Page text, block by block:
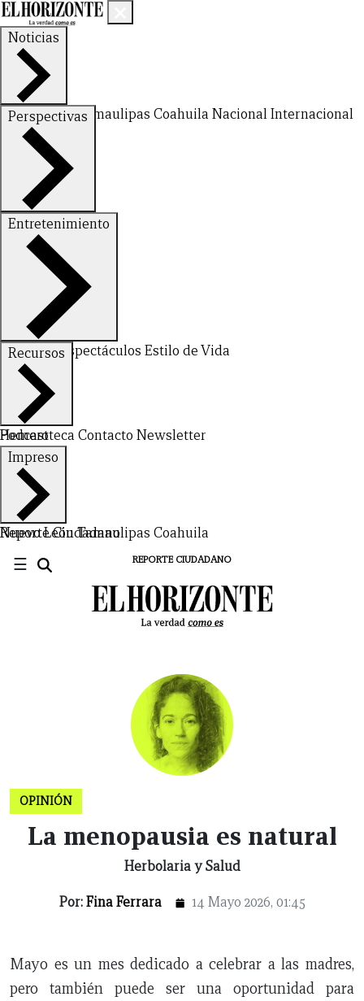
Noticias
Nuevo LeónTamaulipas Coahuila NacionalInternacional
Perspectivas
FinanzasOpinión
Entretenimiento
DeportesEspectáculos Estilo de Vida
Recursos
Hemeroteca Contacto Newsletter
Podcast
Impreso
Nuevo LeónTamaulipas Coahuila
Reporte Ciudadano
☰ REPORTE CIUDADANO
NUEVO
LEÓN
TAMAULIPAS
COAHUILA
NACIONAL
INTERNACIONAL
FINANZAS
OPINIÓN
DEPORTES
ESPECTÁCULOS
TENDENCIA
ESTILO
DE
VIDA
PODCAST
CONTACTO
NEWSLETTER
HEMEROTECA
SUPLEMENTOS
OPINIÓN
La menopausia es natural
Herbolaria y Salud
Por:Fina Ferrara 14 Mayo 2026, 01:45
Mayo es un mes dedicado a celebrar a las madres,
pero también puede ser una oportunidad para